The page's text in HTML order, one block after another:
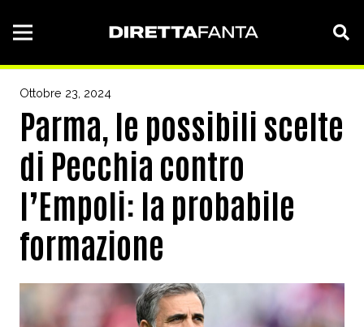
Ottobre 23, 2024
Parma, le possibili scelte
di Pecchia contro
l’Empoli: la probabile
formazione